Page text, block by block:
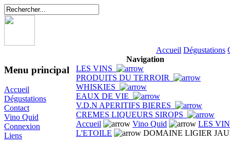
Accueil Dégustations
Menu principal
Accueil
Dégustations
Contact
Vino Quid
Connexion
Liens
Navigation
LES VINS
PRODUITS DU TERROIR
WHISKIES
EAUX DE VIE
V.D.N APERITIFS BIERES
CREMES LIQUEURS SIROPS
Accueil
Vino Quid
LES
L'ETOILE
DOMAINE LIGIER